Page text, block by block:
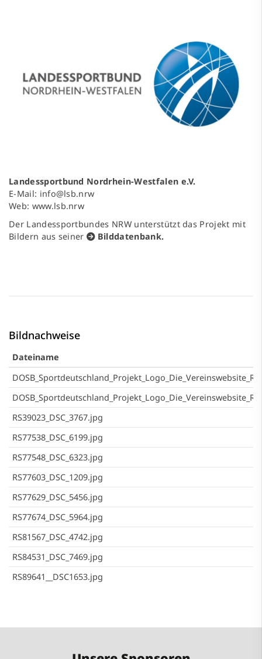
Landessportbund Nordrhein-Westfalen e.V.
E-Mail: info@lsb.nrw
Web: www.lsb.nrw
Der Landessportbundes NRW unterstützt das Projekt mit
Bildern aus seiner
Bilddatenbank.
Bildnachweise
Dateiname
RS39023_DSC_3767.jpg
RS77538_DSC_6199.jpg
RS77548_DSC_6323.jpg
RS77603_DSC_1209.jpg
RS77629_DSC_5456.jpg
RS77674_DSC_5964.jpg
RS81567_DSC_4742.jpg
RS84531_DSC_7469.jpg
RS89641__DSC1653.jpg